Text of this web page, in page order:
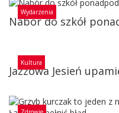
Wydarzenia
Nabór do szkół
Kultura
Jazzowa Jesień